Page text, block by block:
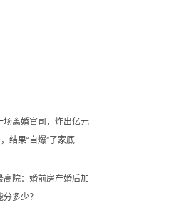
场离婚官司，炸出亿元
结果“自爆”了家底
院：婚前房产婚后加
多少？